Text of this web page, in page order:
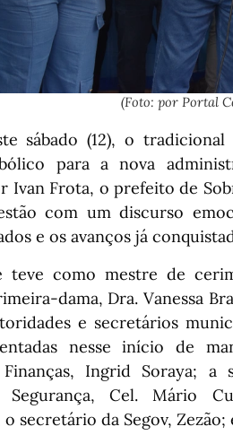
(Foto: por Portal
sábado (12), o
para a nova
Ivan Frota, o prefeito de
com um discurso
e os avanços já
teve como mestre de
dama, Dra. Vanessa
e secretários
nesse início de
Ingrid Soraya; a
Segurança, Cel. Mário
secretário da Segov,